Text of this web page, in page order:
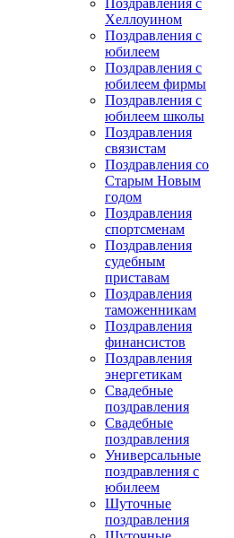
Поздравления с
Хеллоуином
Поздравления с
юбилеем
Поздравления с
юбилеем фирмы
Поздравления с
юбилеем школы
Поздравления
связистам
Поздравления со
Старым Новым
годом
Поздравления
спортсменам
Поздравления
судебным
приставам
Поздравления
таможенникам
Поздравления
финансистов
Поздравления
энергетикам
Свадебные
поздравления
Свадебные
поздравления
Универсальные
поздравления с
юбилеем
Шуточные
поздравления